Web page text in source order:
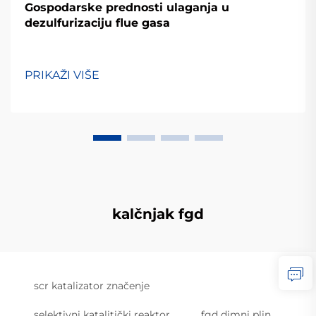
Gospodarske prednosti ulaganja u
dezulfurizaciju flue gasa
PRIKAŽI VIŠE
kalčnjak fgd
scr katalizator značenje